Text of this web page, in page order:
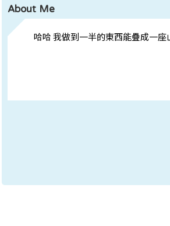
About Me
哈哈 我做到一半的東西能疊成一座